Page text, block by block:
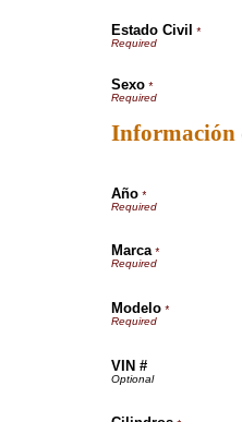
Estado Civil *
Sexo *
Información
Año *
Marca *
Modelo *
VIN #